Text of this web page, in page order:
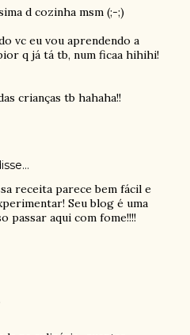
d cozinha msm (;-;)
vc eu vou aprendendo a
q já tá tb, num ficaa hihihi!
crianças tb hahaha!!
receita parece bem fácil e
Seu blog é uma
passar aqui com fome!!!!